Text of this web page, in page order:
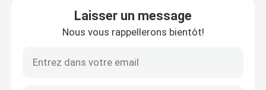
À propos de nous
Laisser un message
Nous vous rappellerons bientôt!